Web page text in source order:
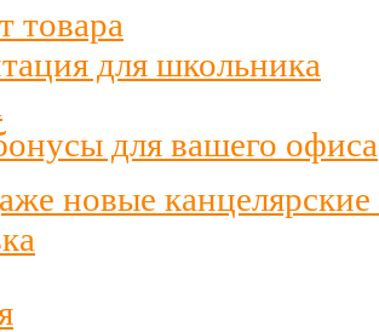
товара
для школьника
для вашего офиса
новые